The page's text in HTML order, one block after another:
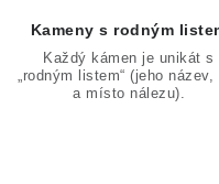
Kameny s rodným
Každý kámen je unikát s
„rodným listem“ (jeho název,
a místo nálezu).